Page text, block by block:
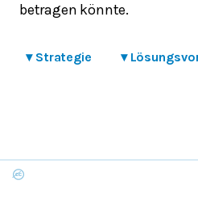
betragen könnte.
▾ Strategie ▾